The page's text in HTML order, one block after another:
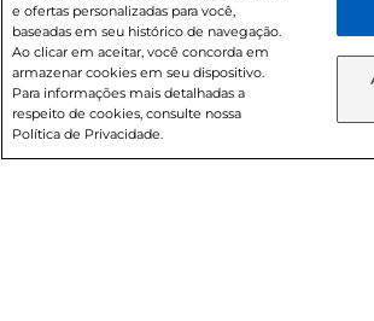
Caso queira comprar online, informe
suas compras:
Entrega em casa Retire
© 2026 Copyright. Todos os
reservados Prezunic.
e ofertas personalizadas para você,
baseadas em seu histórico de navegação.
Ao clicar em aceitar, você concorda em
armazenar cookies em seu dispositivo.
Para informações mais detalhadas a
respeito de cookies, consulte nossa
Política de Privacidade.